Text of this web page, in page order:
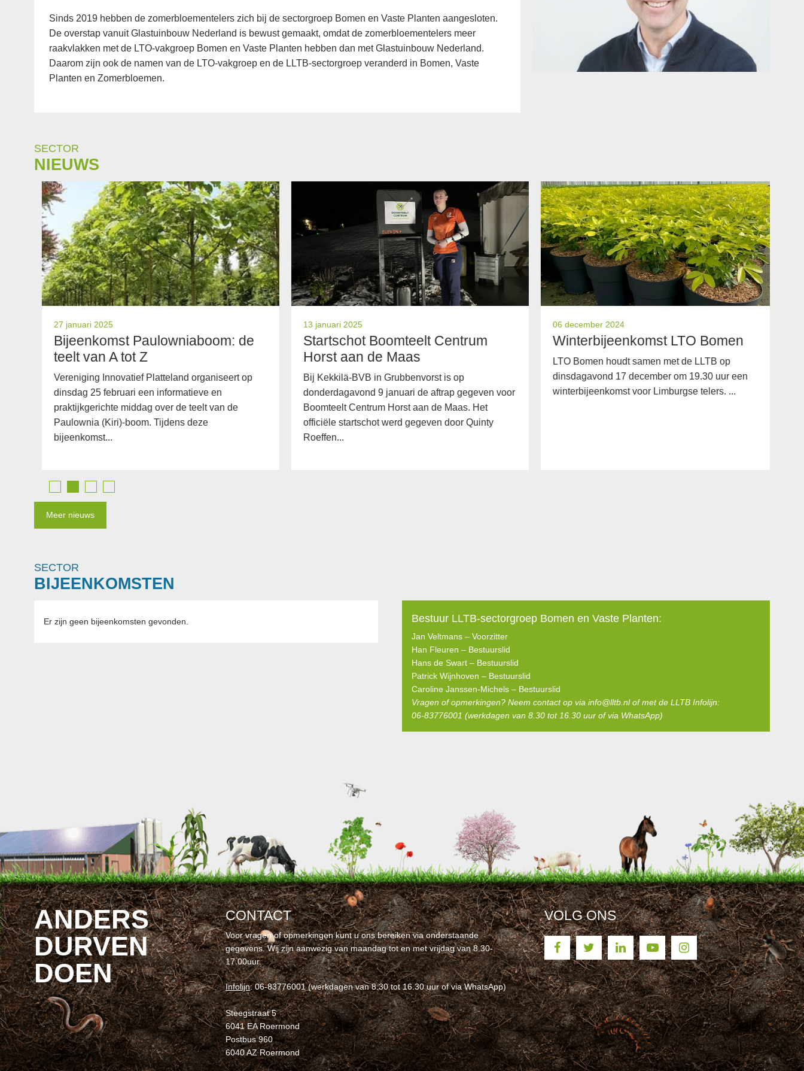
Sinds 2019 hebben de zomerbloementelers zich bij de sectorgroep Bomen en Vaste Planten aangesloten.
De overstap vanuit Glastuinbouw Nederland is bewust gemaakt, omdat de zomerbloementelers meer
raakvlakken met de LTO-vakgroep Bomen en Vaste Planten hebben dan met Glastuinbouw Nederland.
Daarom zijn ook de namen van de LTO-vakgroep en de LLTB-sectorgroep veranderd in Bomen, Vaste
Planten en Zomerbloemen.
SECTOR
NIEUWS
27 januari 2025
Bijeenkomst Paulowniaboom: de
teelt van A tot Z
Vereniging Innovatief Platteland organiseert op
dinsdag 25 februari een informatieve en
praktijkgerichte middag over de teelt van de
Paulownia (Kiri)-boom. Tijdens deze
bijeenkomst...
13 januari 2025
Startschot Boomteelt Centrum
Horst aan de Maas
Bij Kekkilä-BVB in Grubbenvorst is op
donderdagavond 9 januari de aftrap gegeven voor
Boomteelt Centrum Horst aan de Maas. Het
officiële startschot werd gegeven door Quinty
Roeffen...
06 december 2024
Winterbijeenkomst LTO Bomen
LTO Bomen houdt samen met de LLTB op
dinsdagavond 17 december om 19.30 uur een
winterbijeenkomst voor Limburgse telers. ...
Meer nieuws
SECTOR
BIJEENKOMSTEN
Er zijn geen bijeenkomsten gevonden. Bestuur LLTB-sectorgroep Bomen en Vaste Planten:
Jan Veltmans – Voorzitter
Han Fleuren – Bestuurslid
Hans de Swart – Bestuurslid
Patrick Wijnhoven – Bestuurslid
Caroline Janssen-Michels – Bestuurslid
Vragen of opmerkingen? Neem contact op via info@lltb.nlof met de LLTB Infolijn:
06-83776001 (werkdagen van 8.30 tot 16.30 uur of via WhatsApp)
ANDERS
DURVEN
DOEN
CONTACT
Voor vragen of opmerkingen kunt u ons bereiken via onderstaande
gegevens. Wij zijn aanwezig van maandag tot en met vrijdag van 8.30-
17.00uur.
Infolijn: 06-83776001 (werkdagen van 8.30 tot 16.30 uur of via WhatsApp)
Steegstraat 5
6041 EA Roermond
Postbus 960
6040 AZ Roermond
VOLG ONS